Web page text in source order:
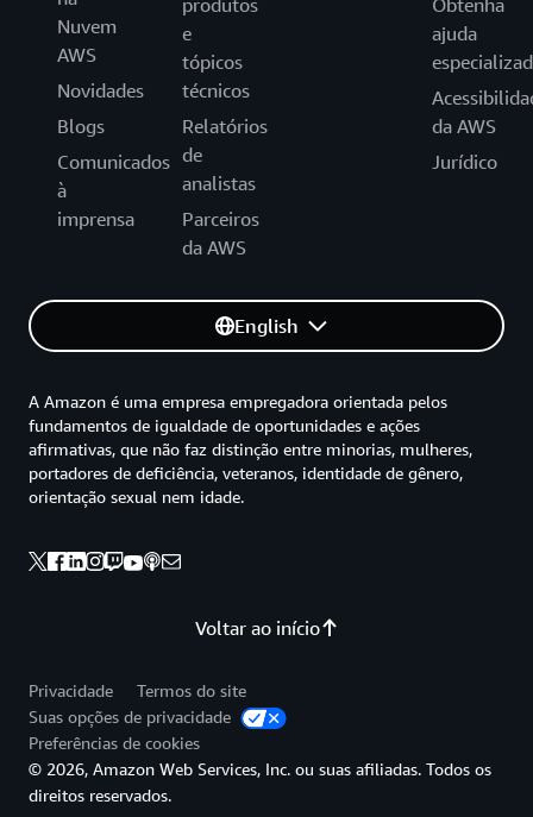
Nuvem
AWS
Novidades
Blogs
Comunicados
à
imprensa
produtos
e
tópicos
técnicos
Relatórios
de
analistas
Parceiros
da AWS
Obtenha
ajuda
da AWS
Jurídico
English
Voltar ao início
A Amazon é uma empresa empregadora orientada pelos
fundamentos de igualdade de oportunidades e ações
afirmativas, que não faz distinção entre minorias, mulheres,
portadores de deficiência, veteranos, identidade de gênero,
orientação sexual nem idade.
Privacidade
Termos do site
Suas opções de privacidade
Preferências de cookies
© 2026, Amazon Web Services, Inc. ou suas afiliadas. Todos os
direitos reservados.